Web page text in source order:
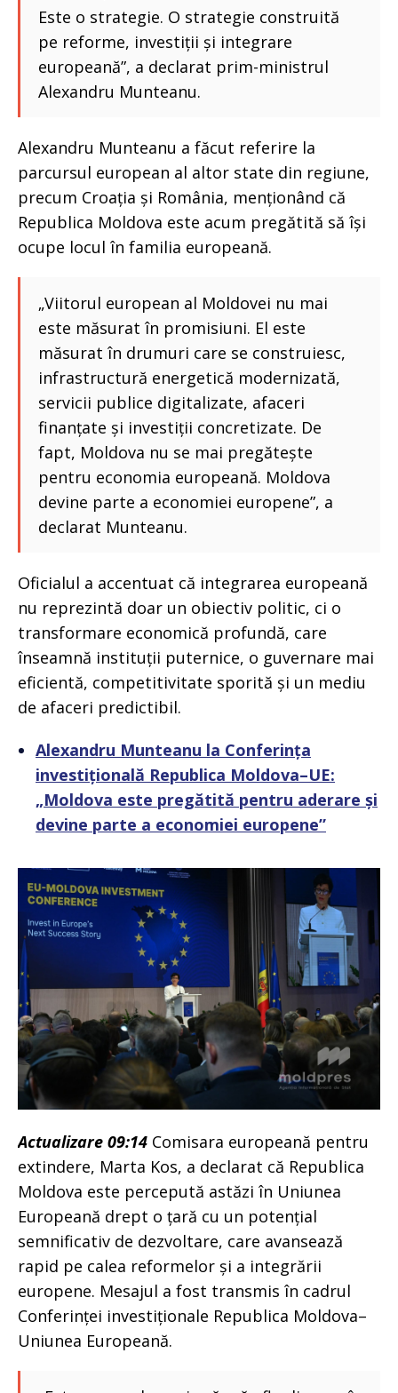
Este o strategie. O strategie construită
pe reforme, investiții și integrare
europeană”, a declarat prim-ministrul
Alexandru Munteanu.
Alexandru Munteanu a făcut referire la
parcursul european al altor state din regiune,
precum Croația și România, menționând că
Republica Moldova este acum pregătită să își
ocupe locul în familia europeană.
„Viitorul european al Moldovei nu mai
este măsurat în promisiuni. El este
măsurat în drumuri care se construiesc,
infrastructură energetică modernizată,
servicii publice digitalizate, afaceri
finanțate și investiții concretizate. De
fapt, Moldova nu se mai pregătește
pentru economia europeană. Moldova
devine parte a economiei europene”, a
declarat Munteanu.
Oficialul a accentuat că integrarea europeană
nu reprezintă doar un obiectiv politic, ci o
transformare economică profundă, care
înseamnă instituții puternice, o guvernare mai
eficientă, competitivitate sporită și un mediu
de afaceri predictibil.
Alexandru Munteanu la Conferința
investițională Republica Moldova–UE:
„Moldova este pregătită pentru aderare și
devine parte a economiei europene”
Actualizare 09:14 Comisara europeană pentru
extindere, Marta Kos, a declarat că Republica
Moldova este percepută astăzi în Uniunea
Europeană drept o țară cu un potențial
semnificativ de dezvoltare, care avansează
rapid pe calea reformelor și a integrării
europene. Mesajul a fost transmis în cadrul
Conferinței investiționale Republica Moldova–
Uniunea Europeană.